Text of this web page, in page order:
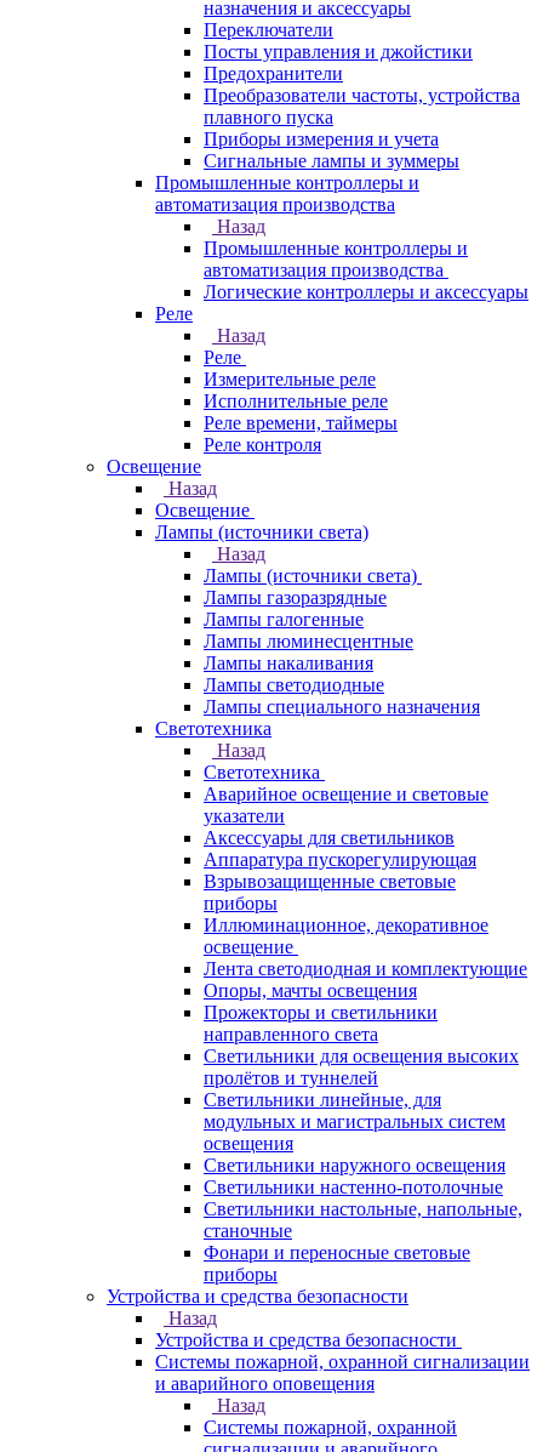
назначения и аксессуары
Переключатели
Посты управления и джойстики
Предохранители
Преобразователи частоты, устройства
плавного пуска
Приборы измерения и учета
Сигнальные лампы и зуммеры
Промышленные контроллеры и
автоматизация производства
Назад
Промышленные контроллеры и
автоматизация производства
Логические контроллеры и аксессуары
Реле
Назад
Реле
Измерительные реле
Исполнительные реле
Реле времени, таймеры
Реле контроля
Освещение
Назад
Освещение
Лампы (источники света)
Назад
Лампы (источники света)
Лампы газоразрядные
Лампы галогенные
Лампы люминесцентные
Лампы накаливания
Лампы светодиодные
Лампы специального назначения
Светотехника
Назад
Светотехника
Аварийное освещение и световые
указатели
Аксессуары для светильников
Аппаратура пускорегулирующая
Взрывозащищенные световые
приборы
Иллюминационное, декоративное
освещение
Лента светодиодная и комплектующие
Опоры, мачты освещения
Прожекторы и светильники
направленного света
Светильники для освещения высоких
пролётов и туннелей
Светильники линейные, для
модульных и магистральных систем
освещения
Светильники наружного освещения
Светильники настенно-потолочные
Светильники настольные, напольные,
станочные
Фонари и переносные световые
приборы
Устройства и средства безопасности
Назад
Устройства и средства безопасности
Системы пожарной, охранной сигнализации
и аварийного оповещения
Назад
Системы пожарной, охранной